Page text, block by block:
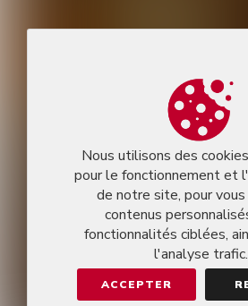
Nous utilisons des
pour le fonctionnement et
de notre site, pour
contenus
fonctionnalités ciblées,
l'analyse trafic.
ACCEPTER